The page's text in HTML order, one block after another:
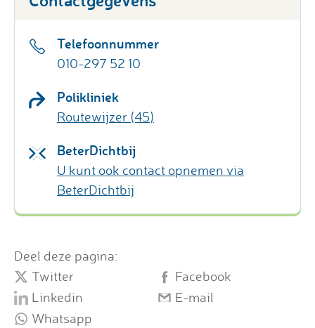
Telefoonnummer
010-297 52 10
Polikliniek
Routewijzer (45)
BeterDichtbij
U kunt ook contact opnemen via
BeterDichtbij
Deel deze pagina:
Twitter
Facebook
Linkedin
E-mail
Whatsapp